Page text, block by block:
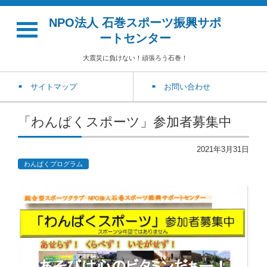
NPO法人 石巻スポーツ振興サポ
ートセンター
大震災に負けない！頑張ろう石巻！
サイトマップ お問い合わせ
「わんぱくスポーツ」参加者募集中
2021年3月31日
わんぱくプログラム